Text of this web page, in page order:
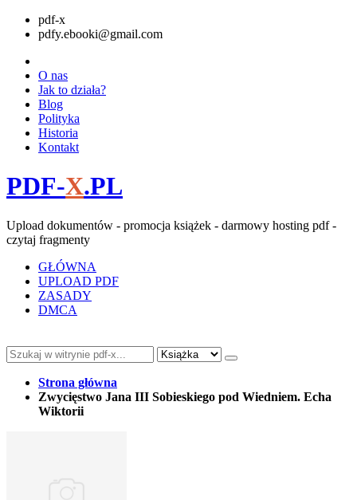
pdf-x
pdfy.ebooki@gmail.com
O nas
Jak to działa?
Blog
Polityka
Historia
Kontakt
PDF-X.PL
Upload dokumentów - promocja książek - darmowy hosting pdf -
czytaj fragmenty
GŁÓWNA
UPLOAD PDF
ZASADY
DMCA
Strona główna
Zwycięstwo Jana III Sobieskiego pod Wiedniem. Echa
Wiktorii